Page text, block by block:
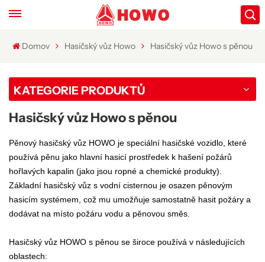
Domov Hasičský vůz Howo Hasičský vůz Howo s pěnou
KATEGORIE PRODUKTŮ
Hasičský vůz Howo s pěnou
Pěnový hasičský vůz HOWO je speciální hasičské vozidlo, které
používá pěnu jako hlavní hasicí prostředek k hašení požárů
hořlavých kapalin (jako jsou ropné a chemické produkty).
Základní hasičský vůz s vodní cisternou je osazen pěnovým
hasicím systémem, což mu umožňuje samostatně hasit požáry a
dodávat na místo požáru vodu a pěnovou směs.
Hasičský vůz HOWO s pěnou se široce používá v následujících
oblastech: